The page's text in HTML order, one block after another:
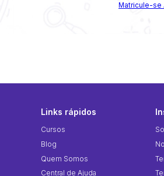
Matricule-se
Links rápidos
Cursos
Blog
Quem Somos
Central de Ajuda